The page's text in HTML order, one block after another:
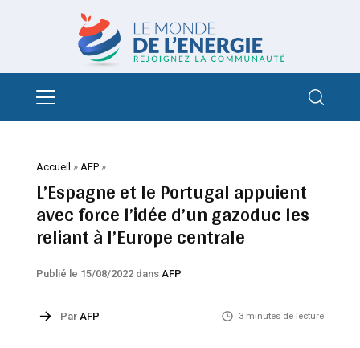
Accueil » AFP»
L’Espagne et le Portugal appuient
avec force l’idée d’un gazoduc les
reliant à l’Europe centrale
Publié le 15/08/2022 dans AFP
Par AFP 3 minutes de lecture